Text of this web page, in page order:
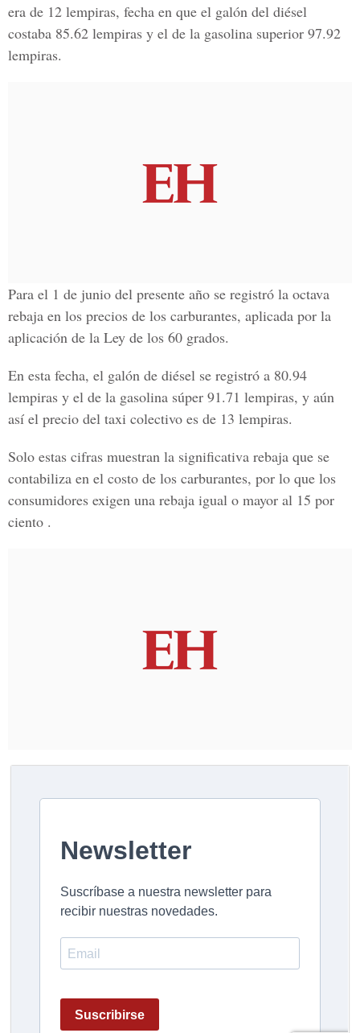
era de 12 lempiras, fecha en que el galón del diésel
costaba 85.62 lempiras y el de la gasolina superior 97.92
lempiras.
Para el 1 de junio del presente año se registró la octava
rebaja en los precios de los carburantes, aplicada por la
aplicación de la Ley de los 60 grados.
En esta fecha, el galón de diésel se registró a 80.94
lempiras y el de la gasolina súper 91.71 lempiras, y aún
así el precio del taxi colectivo es de 13 lempiras.
Solo estas cifras muestran la significativa rebaja que se
contabiliza en el costo de los carburantes, por lo que los
consumidores exigen una rebaja igual o mayor al 15 por
ciento .